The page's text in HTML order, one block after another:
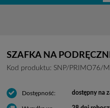
w
SZAFKA NA
Kod produktu: SNP/PRIMO76/
Dostępność: dostępny na